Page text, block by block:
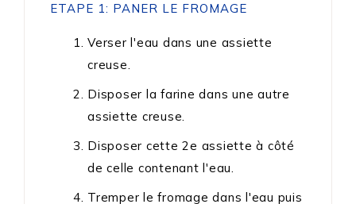
ETAPE 1: PANER LE FROMAGE
Verser l'eau dans une assiette
creuse.
Disposer la farine dans une autre
assiette creuse.
Disposer cette 2e assiette à côté
de celle contenant l'eau.
Tremper le fromage dans l'eau puis